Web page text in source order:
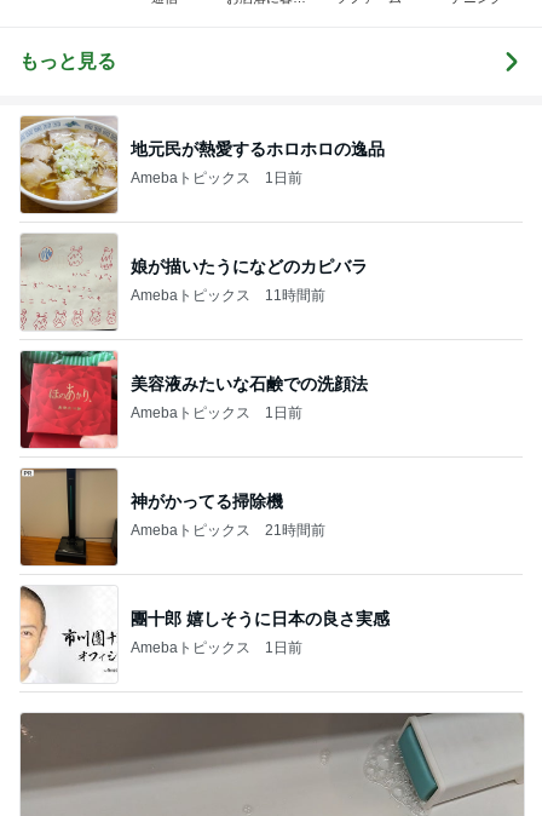
もっと見る
地元民が熱愛するホロホロの逸品
Amebaトピックス 1日前
娘が描いたうになどのカピバラ
Amebaトピックス 11時間前
美容液みたいな石鹸での洗顔法
Amebaトピックス 1日前
神がかってる掃除機
Amebaトピックス 21時間前
團十郎 嬉しそうに日本の良さ実感
Amebaトピックス 1日前